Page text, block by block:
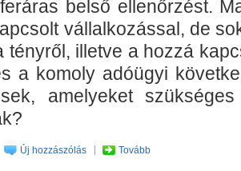
belső ellenőrzést.
vállalkozással, de
tényről, illetve a hozzá
a komoly adóügyi
amelyeket
Új hozzászólás Tovább